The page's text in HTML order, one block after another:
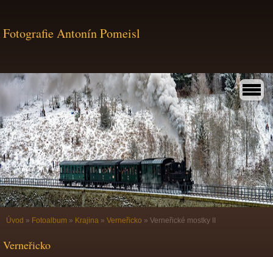
Fotografie Antonín Pomeisl
Úvod » Fotoalbum » Krajina » Verneřicko » Verneřické mostky II
Verneřicko